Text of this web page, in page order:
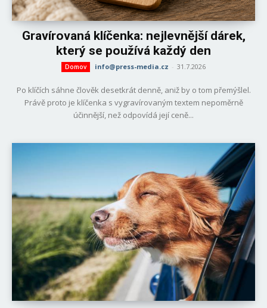
Gravírovaná klíčenka: nejlevnější dárek,
který se používá každý den
Domov info@press-media.cz - 31.7.2026
Po klíčích sáhne člověk desetkrát denně, aniž by o tom přemýšlel.
Právě proto je klíčenka s vygravírovaným textem nepoměrně
účinnější, než odpovídá její ceně...